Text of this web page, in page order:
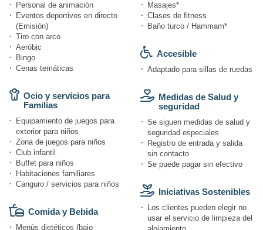
Personal de animación
Eventos deportivos en directo
(Emisión)
Tiro con arco
Aeróbic
Bingo
Cenas temáticas
Ocio y servicios para
Familias
Equipamiento de juegos para
exterior para niños
Zona de juegos para niños
Club infantil
Buffet para niños
Habitaciones familiares
Canguro / servicios para niños
Comida y Bebida
Menús dietéticos (bajo
Masajes*
Clases de fitness
Baño turco / Hammam*
Accesible
Adaptado para sillas de ruedas
Medidas de Salud y
seguridad
Se siguen medidas de salud y
seguridad especiales
Registro de entrada y salida
sin contacto
Se puede pagar sin efectivo
Iniciativas Sostenibles
Los clientes pueden elegir no
usar el servicio de limpieza del